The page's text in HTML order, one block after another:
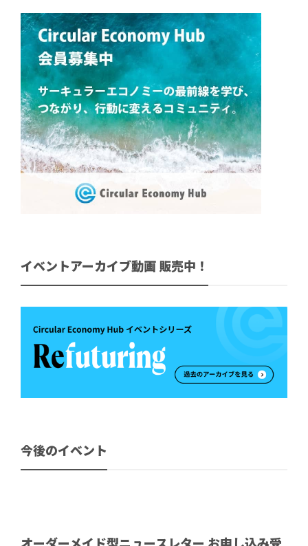
イベントアーカイブ動画 販売中！
今後のイベント